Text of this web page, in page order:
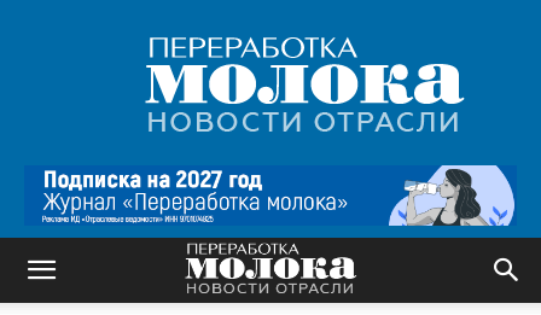
Переработка
молока
|
Новости